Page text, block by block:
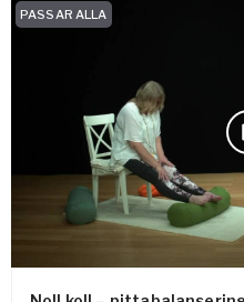
PASSAR ALLA